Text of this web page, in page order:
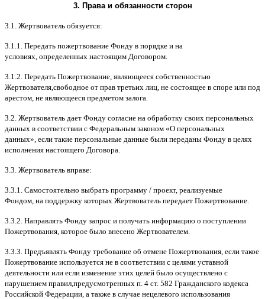
3. Права и обязанности сторон
3.1. Жертвователь обязуется:
3.1.1. Передать пожертвование Фонду в порядке и на
условиях определенных настоящим Договором
3.1.2. Передать Пожертвование являющееся собственностью
Жертвователя свободное от прав третьих лиц не состоящее в споре или под
арестом не являющееся предметом залога
3.2. Жертвователь дает Фонду согласие на обработку своих персональных
данных в соответствии с Федеральным законом «О персональных
данных», если такие персональные данные были переданы Фонду в целях
исполнения настоящего Договора
3.3. Жертвователь вправе:
3.3.1. Самостоятельно выбрать программу / проект, реализуемые
Фондом на поддержку которых Жертвователь передает Пожертвование
3.3.2. Направлять Фонду запрос и получать информацию о поступлении
Пожертвования которое было внесено Жертвователем
3.3.3. Предъявлять Фонду требование об отмене Пожертвования если такое
Пожертвование используется не в соответствии с целями уставной
деятельности или если изменение этих целей было осуществлено с
нарушением правил предусмотренных п . 4 ст. 582 Гражданского кодекса
Российской Федерации а также в случае нецелевого использования